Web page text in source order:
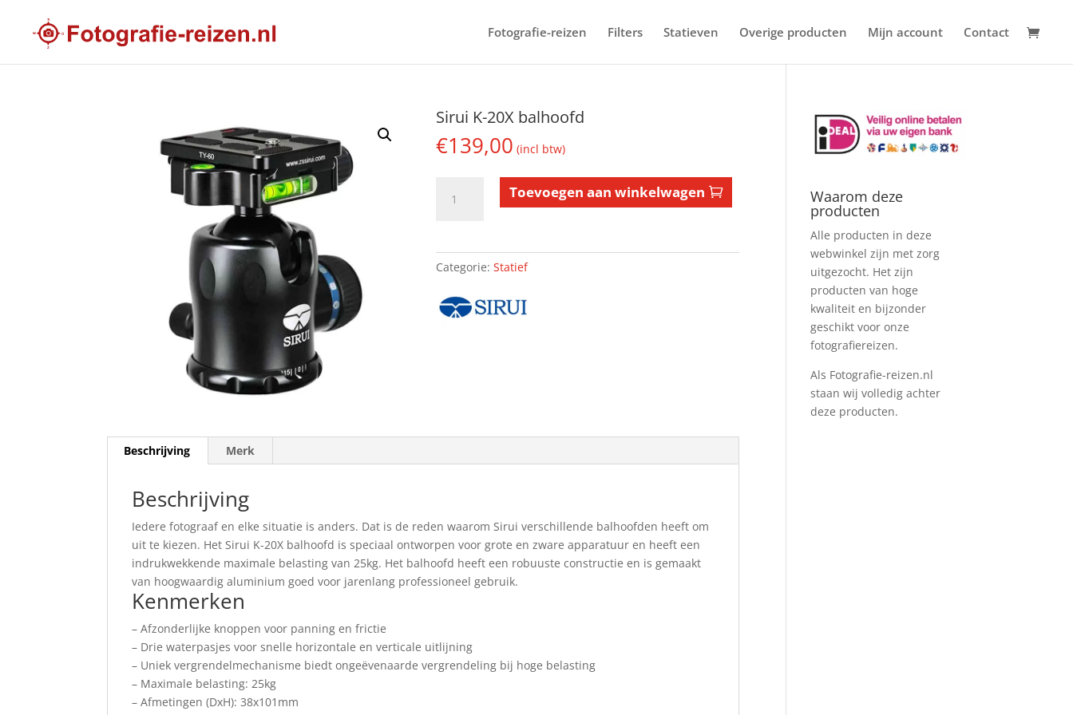
Fotografie-reizen Filters Statieven Overige producten Mijn account Contact
Sirui K-20X balhoofd
€139,00 (incl btw)
Toevoegen aan winkelwagen
Categorie:Statief
Beschrijving Merk
Beschrijving
Iedere fotograaf en elke situatie is anders. Dat is de reden waarom Sirui verschillende balhoofden heeft om
uit te kiezen. Het Sirui K-20X balhoofd is speciaal ontworpen voor grote en zware apparatuur en heeft een
indrukwekkende maximale belasting van 25kg. Het balhoofd heeft een robuuste constructie en is gemaakt
van hoogwaardig aluminium goed voor jarenlang professioneel gebruik.
Kenmerken
– Afzonderlijke knoppen voor panning en frictie
– Drie waterpasjes voor snelle horizontale en verticale uitlijning
– Uniek vergrendelmechanisme biedt ongeëvenaarde vergrendeling bij hoge belasting
– Maximale belasting: 25kg
– Afmetingen (DxH): 38x101mm
Waarom deze
producten
Alle producten in deze
webwinkel zijn met zorg
uitgezocht. Het zijn
producten van hoge
kwaliteit en bijzonder
geschikt voor onze
fotografiereizen.
Als Fotografie-reizen.nl
staan wij volledig achter
deze producten.